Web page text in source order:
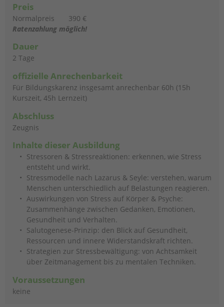
Preis
Normalpreis
390 €
Ratenzahlung möglich!
Dauer
2 Tage
offizielle Anrechenbarkeit
Für Bildungskarenz insgesamt anrechenbar 60h (15h
Kurszeit, 45h Lernzeit)
Abschluss
Zeugnis
Inhalte dieser Ausbildung
Stressoren & Stressreaktionen: erkennen, wie Stress
entsteht und wirkt.
Stressmodelle nach Lazarus & Seyle: verstehen, warum
Menschen unterschiedlich auf Belastungen reagieren.
Auswirkungen von Stress auf Körper & Psyche:
Zusammenhänge zwischen Gedanken, Emotionen,
Gesundheit und Verhalten.
Salutogenese-Prinzip: den Blick auf Gesundheit,
Ressourcen und innere Widerstandskraft richten.
Strategien zur Stressbewältigung: von Achtsamkeit
über Zeitmanagement bis zu mentalen Techniken.
Voraussetzungen
keine